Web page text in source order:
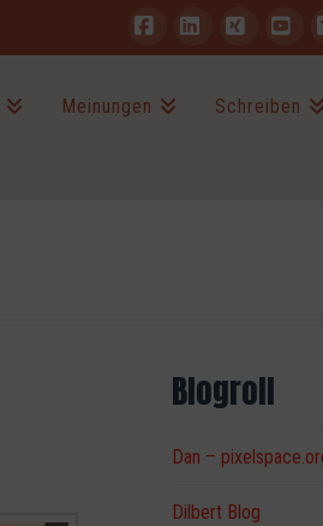
FacebookLinkedIn
XING
Meinungen Schreiben
Blogroll
Dan –
Dilbert Blog